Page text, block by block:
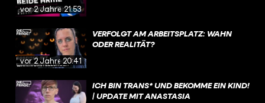
vor 2 Jahren21:53
vor 2 Jahren20:41
VERFOLGT AM ARBEITSPLATZ: WAHN
ODER REALITÄT?
ICH BIN TRANS* UND BEKOMME EIN KIND!
| UPDATE MIT ANASTASIA